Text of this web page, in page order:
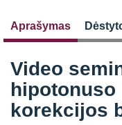
Aprašymas
Video
korekcijos